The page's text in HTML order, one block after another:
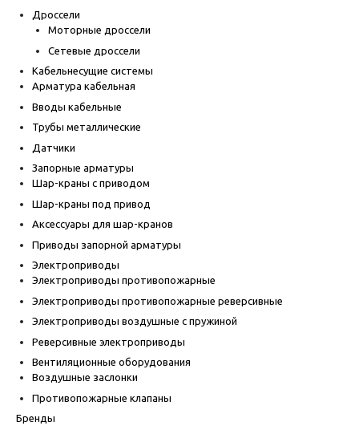
Дроссели
Моторные дроссели
Сетевые дроссели
Кабельнесущие системы
Арматура кабельная
Вводы кабельные
Трубы металлические
Датчики
Запорные арматуры
Шар-краны с приводом
Шар-краны под привод
Аксессуары для шар-кранов
Приводы запорной арматуры
Электроприводы
Электроприводы противопожарные
Электроприводы противопожарные реверсивные
Электроприводы воздушные с пружиной
Реверсивные электроприводы
Вентиляционные оборудования
Воздушные заслонки
Противопожарные клапаны
Бренды